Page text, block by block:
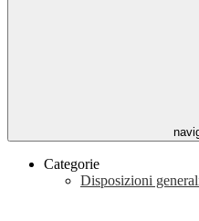
Categorie
Disposizioni